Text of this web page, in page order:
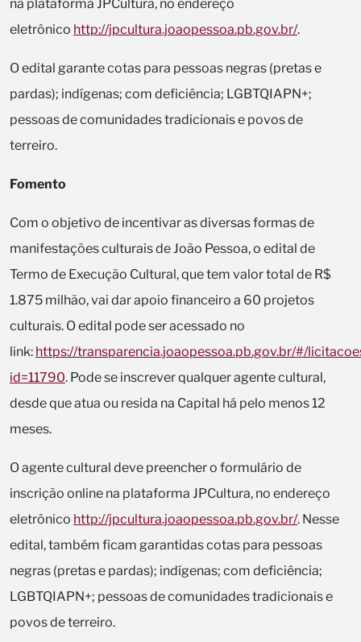
na plataforma JPCultura, no endereço
eletrônico http://jpcultura.joaopessoa.pb.gov.br/.
O edital garante cotas para pessoas negras (pretas e
pardas); indígenas; com deficiência; LGBTQIAPN+;
pessoas de comunidades tradicionais e povos de
terreiro.
Fomento
Com o objetivo de incentivar as diversas formas de
manifestações culturais de João Pessoa, o edital de
Termo de Execução Cultural, que tem valor total de R$
1.875 milhão, vai dar apoio financeiro a 60 projetos
culturais. O edital pode ser acessado no
link: https://transparencia.joaopessoa.pb.gov.br/#/
id=11790. Pode se inscrever qualquer agente cultural,
desde que atua ou resida na Capital há pelo menos 12
meses.
O agente cultural deve preencher o formulário de
inscrição online na plataforma JPCultura, no endereço
eletrônico http://jpcultura.joaopessoa.pb.gov.br/. Nesse
edital, também ficam garantidas cotas para pessoas
negras (pretas e pardas); indígenas; com deficiência;
LGBTQIAPN+; pessoas de comunidades tradicionais e
povos de terreiro.